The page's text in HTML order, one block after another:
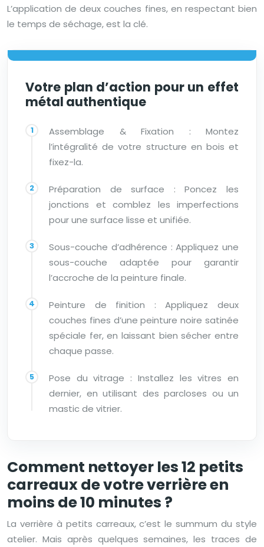
L’application de deux couches fines, en respectant bien
le temps de séchage, est la clé.
Votre plan d’action pour un effet
métal authentique
Assemblage & Fixation : Montez
l’intégralité de votre structure en bois et
fixez-la.
Préparation de surface : Poncez les
jonctions et comblez les imperfections
pour une surface lisse et unifiée.
Sous-couche d’adhérence : Appliquez une
sous-couche adaptée pour garantir
l’accroche de la peinture finale.
Peinture de finition : Appliquez deux
couches fines d’une peinture noire satinée
spéciale fer, en laissant bien sécher entre
chaque passe.
Pose du vitrage : Installez les vitres en
dernier, en utilisant des parcloses ou un
mastic de vitrier.
Comment nettoyer les 12 petits
carreaux de votre verrière en
moins de 10 minutes ?
La verrière à petits carreaux, c’est le summum du style
atelier. Mais après quelques semaines, les traces de